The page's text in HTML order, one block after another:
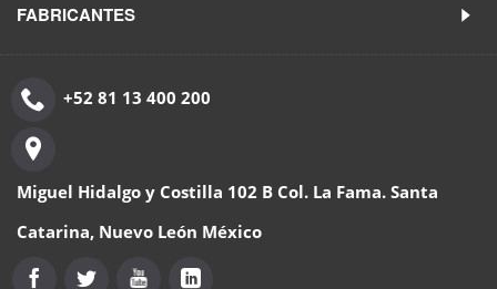
FABRICANTES
+52 81 13 400 200
Miguel Hidalgo y Costilla 102 B Col. La Fama. Santa
Catarina, Nuevo León México